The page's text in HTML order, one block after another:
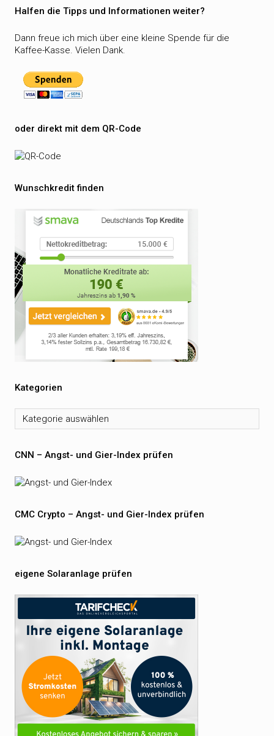
Halfen die Tipps und Informationen weiter?
Dann freue ich mich über eine kleine Spende für die
Kaffee-Kasse. Vielen Dank.
oder direkt mit dem QR-Code
Wunschkredit finden
Kategorien
Kategorien
CNN – Angst- und Gier-Index prüfen
CMC Crypto – Angst- und Gier-Index prüfen
eigene Solaranlage prüfen